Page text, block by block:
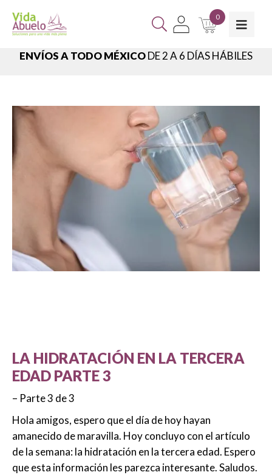
0
ENVÍOS A TODO MÉXICODE 2 A 6 DÍAS HÁBILES
LA HIDRATACIÓN EN LA TERCERA
EDAD PARTE 3
– Parte 3 de 3
Hola amigos, espero que el día de hoy hayan
amanecido de maravilla. Hoy concluyo con el artículo
de la semana: la hidratación en la tercera edad. Espero
que esta información les parezca interesante. Saludos.